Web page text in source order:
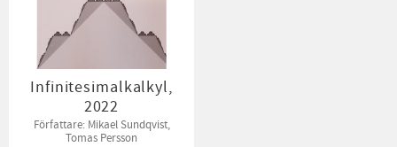
Infinitesimalkalkyl,
2022
Författare: Mikael Sundqvist,
Tomas Persson